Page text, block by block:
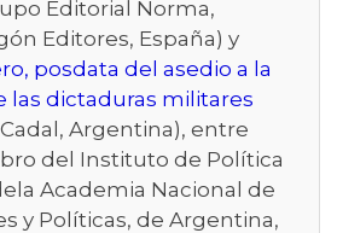
Editorial Norma,
Editores, España) y
posdata del asedio a la
las dictaduras militares
Argentina), entre
del Instituto de Política
Academia Nacional de
y Políticas, de Argentina,